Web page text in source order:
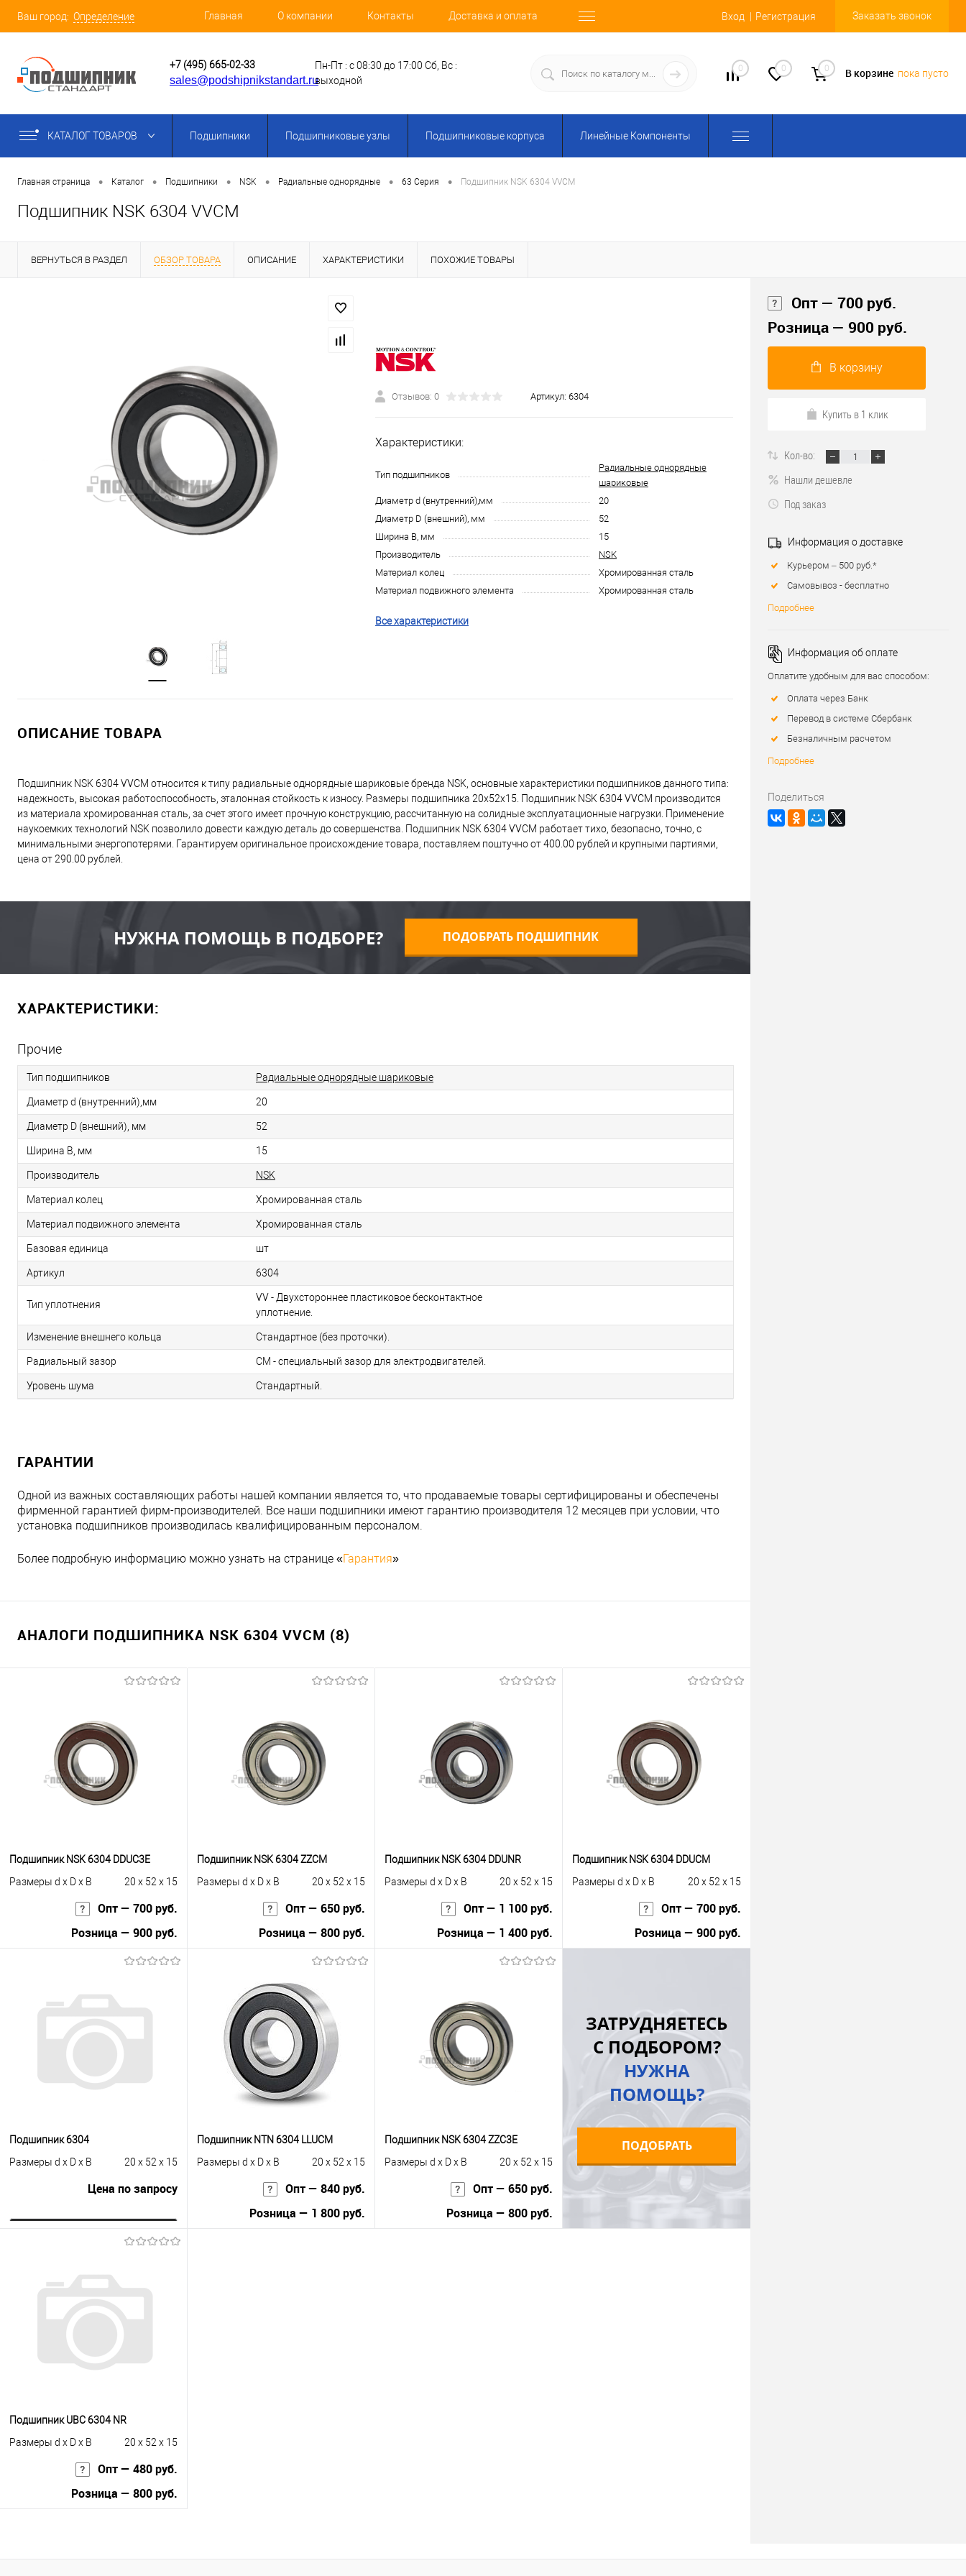
Ваш город: Определение Главная О компании Контакты Доставка и оплата Вход Регистрация Заказать звонок
+7 (495) 665-02-33
sales@podshipnikstandart.ru
Пн-Пт : с 08:30 до 17:00 Сб, Вс :
выходной
0 0 0 В корзине пока пусто
КАТАЛОГ ТОВАРОВ Подшипники Подшипниковые узлы Подшипниковые корпуса Линейные Компоненты
Главная страница • Каталог • Подшипники • NSK • Радиальные однорядные • 63 Серия • Подшипник NSK 6304 VVCM
Подшипник NSK 6304 VVCM
ВЕРНУТЬСЯ В РАЗДЕЛ ОБЗОР ТОВАРА ОПИСАНИЕ ХАРАКТЕРИСТИКИ ПОХОЖИЕ ТОВАРЫ
Отзывов: 0 Артикул: 6304
Характеристики:
Тип подшипников
Радиальные однорядные
шариковые
Диаметр d (внутренний),мм
20
Диаметр D (внешний), мм
52
Ширина B, мм
15
Производитель
NSK
Материал колец
Хромированная сталь
Материал подвижного элемента
Хромированная сталь
Все характеристики
ОПИСАНИЕ ТОВАРА
Подшипник NSK 6304 VVCM относится к типу радиальные однорядные шариковые бренда NSK, основные характеристики подшипников данного типа:
надежность, высокая работоспособность, эталонная стойкость к износу. Размеры подшипника 20x52x15. Подшипник NSK 6304 VVCM производится
из материала хромированная сталь, за счет этого имеет прочную конструкцию, рассчитанную на солидные эксплуатационные нагрузки. Применение
наукоемких технологий NSK позволило довести каждую деталь до совершенства. Подшипник NSK 6304 VVCM работает тихо, безопасно, точно, с
минимальными энергопотерями. Гарантируем оригинальное происхождение товара, поставляем поштучно от 400.00 рублей и крупными партиями,
цена от 290.00 рублей.
НУЖНА ПОМОЩЬ В ПОДБОРЕ? ПОДОБРАТЬ ПОДШИПНИК
ХАРАКТЕРИСТИКИ:
Прочие
Тип подшипников Радиальные однорядные шариковые
Диаметр d (внутренний),мм 20
Диаметр D (внешний), мм 52
Ширина B, мм 15
Производитель NSK
Материал колец Хромированная сталь
Материал подвижного элемента Хромированная сталь
Базовая единица шт
Артикул 6304
Тип уплотнения
VV - Двухстороннее пластиковое бесконтактное
уплотнение.
Изменение внешнего кольца Стандартное (без проточки).
Радиальный зазор CM - специальный зазор для электродвигателей.
Уровень шума Стандартный.
ГАРАНТИИ
Одной из важных составляющих работы нашей компании является то, что продаваемые товары сертифицированы и обеспечены
фирменной гарантией фирм-производителей. Все наши подшипники имеют гарантию производителя 12 месяцев при условии, что
установка подшипников производилась квалифицированным персоналом.
Более подробную информацию можно узнать на странице «Гарантия»
АНАЛОГИ ПОДШИПНИКА NSK 6304 VVCM (8)
Подшипник NSK 6304 DDUC3E
Размеры d x D x B
20 x 52 x 15
Опт — 700 руб.
Розница — 900 руб.
Купить в 1 клик
К сравнению
В избранное
Под заказ
Подшипник NSK 6304 ZZCM
Размеры d x D x B
20 x 52 x 15
Опт — 650 руб.
Розница — 800 руб.
Купить в 1 клик
К сравнению
В избранное
Под заказ
Подшипник NSK 6304 DDUNR
Размеры d x D x B
20 x 52 x 15
Опт — 1 100 руб.
Розница — 1 400 руб.
Купить в 1 клик
К сравнению
В избранное
Под заказ
Подшипник NSK 6304 DDUCM
Размеры d x D x B
20 x 52 x 15
Опт — 700 руб.
Розница — 900 руб.
Купить в 1 клик
В избранное
Под заказ
Подшипник 6304
Размеры d x D x B
20 x 52 x 15
Цена по запросу
Запросить цену
Купить в 1 клик
В избранное
Подшипник NTN 6304 LLUCM
Размеры d x D x B
20 x 52 x 15
Опт — 840 руб.
Розница — 1 800 руб.
Подшипник NSK 6304 ZZC3E
Размеры d x D x B
20 x 52 x 15
Опт — 650 руб.
Розница — 800 руб.
ЗАТРУДНЯЕТЕСЬ
С ПОДБОРОМ?
НУЖНА
ПОМОЩЬ?
ПОДОБРАТЬ
Подшипник UBC 6304 NR
Размеры d x D x B
20 x 52 x 15
Опт — 480 руб.
Розница — 800 руб.
Опт — 700 руб.
Розница — 900 руб.
В корзину
Купить в 1 клик
Кол-во:
Нашли дешевле
Под заказ
Информация о доставке
Курьером – 500 руб.*
Самовывоз - бесплатно
Подробнее
Информация об оплате
Оплатите удобным для вас способом:
Оплата через Банк
Перевод в системе Сбербанк
Безналичным расчетом
Подробнее
Поделиться